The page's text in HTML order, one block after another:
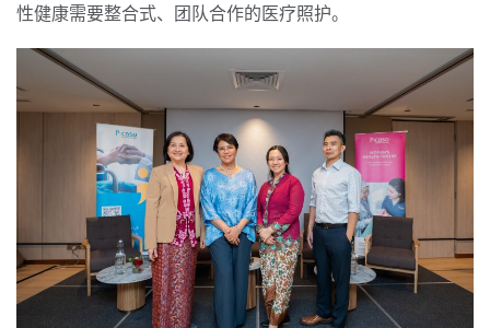
性健康需要整合式、团队合作的医疗照护。